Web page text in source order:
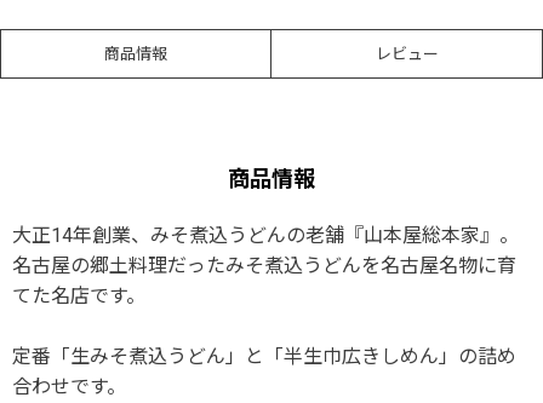
商品情報 レビュー
商品情報
大正14年創業、みそ煮込うどんの老舗『山本屋総本家』。
名古屋の郷土料理だったみそ煮込うどんを名古屋名物に育
てた名店です。
定番「生みそ煮込うどん」と「半生巾広きしめん」の詰め
合わせです。